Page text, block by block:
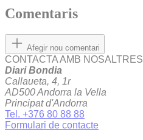
Comentaris
Afegir nou comentari
CONTACTA AMB NOSALTRES
Diari Bondia
Callaueta, 4, 1r
AD500 Andorra la Vella
Principat d'Andorra
Tel. +376 80 88 88
Formulari de contacte